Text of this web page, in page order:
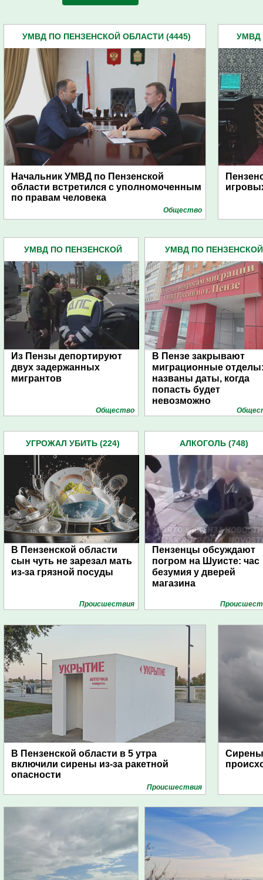
УМВД ПО ПЕНЗЕНСКОЙ ОБЛАСТИ (4445)
Начальник УМВД по Пензенской
области встретился с уполномоченным
по правам человека
Общество
УМВД
УМВД ПО ПЕНЗЕНСКОЙ
Из Пензы депортируют
двух задержанных
мигрантов
Общество
УМВД ПО ПЕНЗЕНСКОЙ
В Пензе закрывают
миграционные
названы даты, когда
попасть будет
невозможно
УГРОЖАЛ УБИТЬ (224)
В Пензенской области
сын чуть не зарезал мать
из-за грязной посуды
Проиcшествия
АЛКОГОЛЬ (748)
Пензенцы обсуждают
погром на Шуисте: час
безумия у дверей
магазина
В Пензенской области в 5 утра
включили сирены из-за ракетной
опасности
Проиcшествия
Сирены